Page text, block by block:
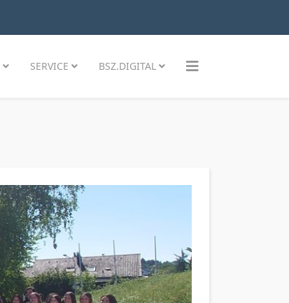
SERVICE BSZ.DIGITAL